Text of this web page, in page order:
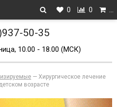
0 0
50-35
10.00 - 18.00 (МСК)
— Хирургическое лечение
возрасте